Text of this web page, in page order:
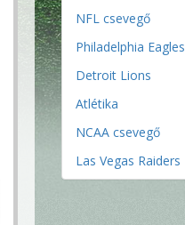
NFL csevegő
Philadelphia Eagles
Detroit Lions
Atlétika
NCAA csevegő
Las Vegas Raiders